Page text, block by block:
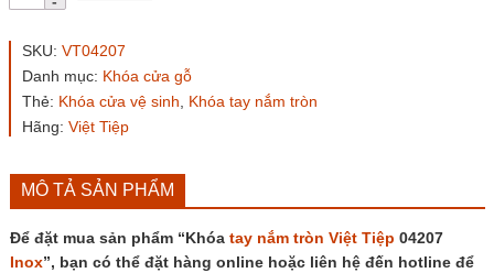
tay
tròn
Tiệp
04207
Inox
SKU: VT04207
Danh mục: Khóa cửa gỗ
Thẻ: Khóa cửa vệ sinh
Khóa tay nắm tròn
Hãng: Việt Tiệp
MÔ TẢ SẢN PHẨM
Để đặt mua sản phẩm “Khóa tay nắm tròn Việt Tiệp 04207
Inox”, bạn có thể đặt hàng online hoặc liên hệ đến hotline để